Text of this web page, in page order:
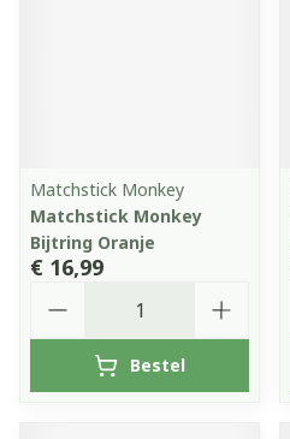
Matchstick Monkey
Matchstick Monkey
Bijtring Oranje
€ 16,99
Bestel